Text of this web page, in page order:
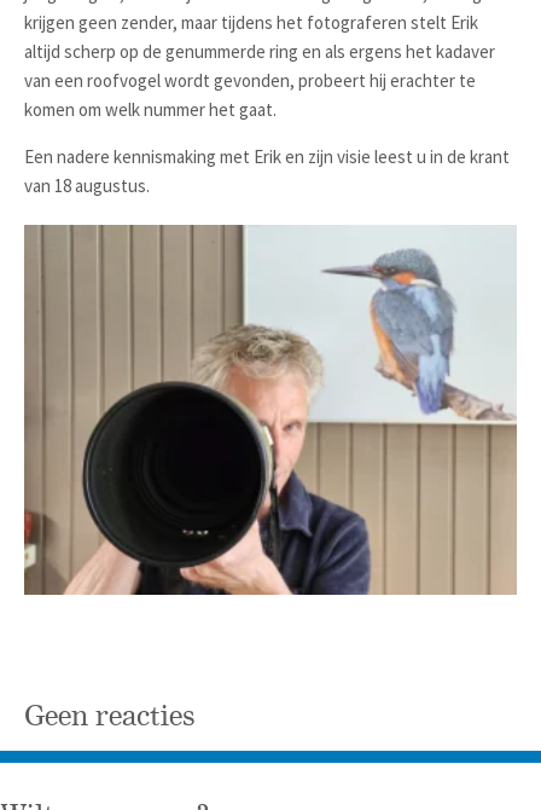
krijgen geen zender, maar tijdens het fotograferen stelt Erik
altijd scherp op de genummerde ring en als ergens het kadaver
van een roofvogel wordt gevonden, probeert hij erachter te
komen om welk nummer het gaat.
Een nadere kennismaking met Erik en zijn visie leest u in de krant
van 18 augustus.
Geen reacties